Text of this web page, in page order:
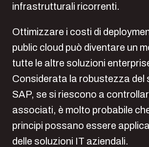
infrastrutturali ricorrenti.
Ottimizzare i costi di
public cloud può diventare un
tutte le altre soluzioni
Considerata la robustezza del
SAP, se si riescono a
associati, è molto probabile
principi possano essere
delle soluzioni IT aziendali.